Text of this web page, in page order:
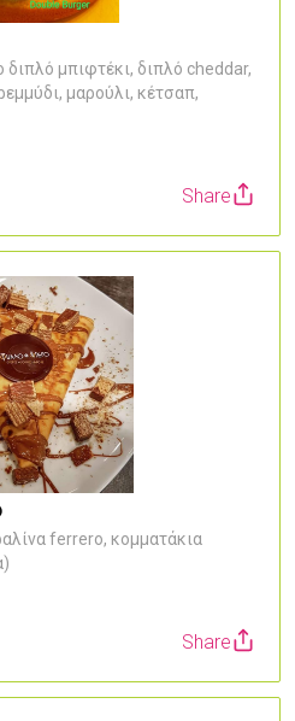
διπλό μπιφτέκι, διπλό cheddar,
μαρούλι, κέτσαπ,
Share
ferrero, κομματάκια
Share